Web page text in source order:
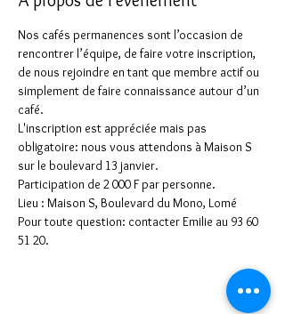
Nos cafés permanences sont l’occasion de
rencontrer l’équipe, de faire votre inscription,
de nous rejoindre en tant que membre actif ou
simplement de faire connaissance autour d’un
café.
L'inscription est appréciée mais pas
obligatoire: nous vous attendons à Maison S
sur le boulevard 13 janvier.
Participation de 2 000 F par personne.
Lieu : Maison S, Boulevard du Mono, Lomé
Pour toute question: contacter Emilie au 93 60
51 20.